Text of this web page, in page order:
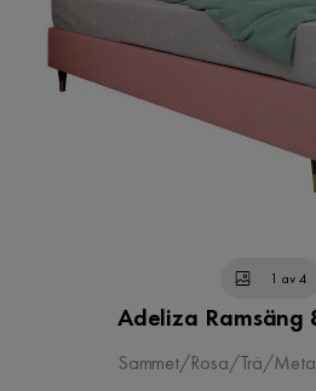
1 av 4
Adeliza Ramsäng
Sammet/Rosa/Trä/